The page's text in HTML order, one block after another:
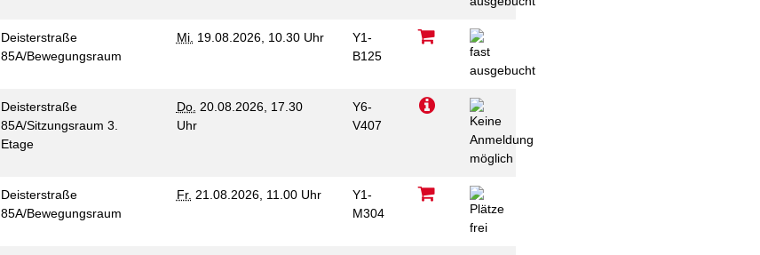
Deisterstraße
85A/Bewegungsraum
Mi. 19.08.2026, 10.30 Uhr
Y1-
B125
Deisterstraße
85A/Sitzungsraum 3.
Etage
Do. 20.08.2026, 17.30
Uhr
Y6-
V407
Deisterstraße
85A/Bewegungsraum
Fr. 21.08.2026, 11.00 Uhr
Y1-
M304